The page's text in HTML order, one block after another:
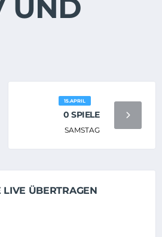
UND
15.APRIL
0 SPIELE
SAMSTAG
ÜBERTRAGEN